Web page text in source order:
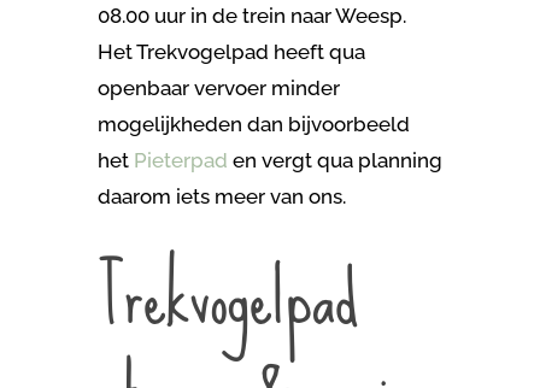
08.00 uur in de trein naar Weesp.
Het Trekvogelpad heeft qua
openbaar vervoer minder
mogelijkheden dan bijvoorbeeld
het Pieterpad en vergt qua planning
daarom iets meer van ons.
Trekvogelpad